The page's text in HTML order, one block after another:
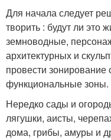
Для начала следует
творить : будут ли это
земноводные,
архитектурных и
провести зонирование
функциональные зоны.
Нередко сады и
лягушки, аисты,
дома, грибы, амуры и